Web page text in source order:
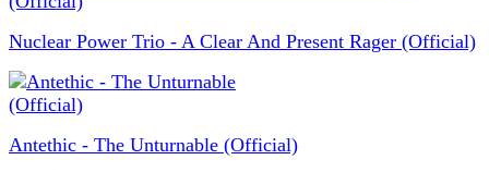
Nuclear Power Trio - A Clear And Present Rager (Official)
Antethic - The Unturnable (Official)